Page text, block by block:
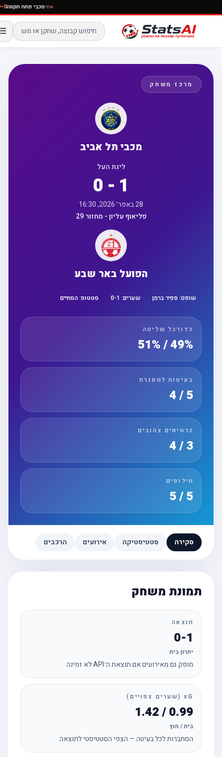
חימכבי פתח
☰
מרכז משחק
מכבי תל אביב
ליגת העל
0 - 1
28 באפר׳ 2026, 16:30
פליאוף עליון - מחזור 29
הפועל באר שבע
שופט:ספיר ברמן שערים: 0 -1 סטטוס:הסתיים
כדורגל שליטה
49% / 51%
בעיטות למסגרת
כרטיסים צהובים
3 / 4
חילופים
סקירה סטטיסטיקה אירועים הרכבים
תמונת משחק
תוצאה
0-1
יתרון בית
מופק גם מאירועים אם תוצאת ה־API לא זמינה
xG (שערים צפויים)
0.99 / 1.42
בית / חוץ
הסתברות לכל בעיטה — הצפי הסטטיסטי לתוצאה